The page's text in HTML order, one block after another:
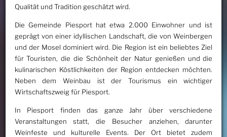
Qualität und Tradition geschätzt wird.
Die Gemeinde Piesport hat etwa 2.000 Einwohner und ist
geprägt von einer idyllischen Landschaft, die von Weinbergen
und der Mosel dominiert wird. Die Region ist ein beliebtes Ziel
für Touristen, die die Schönheit der Natur genießen und die
kulinarischen Köstlichkeiten der Region entdecken möchten.
Neben dem Weinbau ist der Tourismus ein wichtiger
Wirtschaftszweig für Piesport.
In Piesport finden das ganze Jahr über verschiedene
Veranstaltungen statt, die Besucher anziehen, darunter
Weinfeste und kulturelle Events. Der Ort bietet zudem